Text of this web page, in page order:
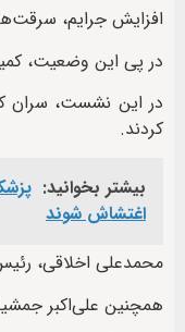
افزایش جرایم،
در پی این وضعیت،
در این نشست، سران
کردند.
بیشتر بخوانید:
اغتشاش شوند
محمدعلی اخلاقی،
همچنین علی‌اکبر